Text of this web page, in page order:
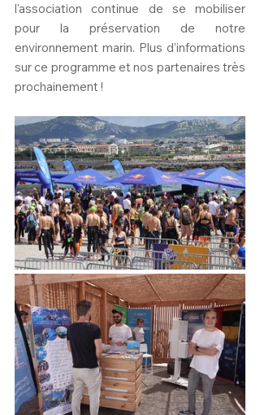
l'association continue de se mobiliser
pour la préservation de notre
environnement marin. Plus d’informations
sur ce programme et nos partenaires très
prochainement !